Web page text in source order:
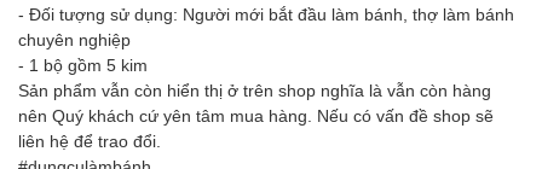
- Đối tượng sử dụng: Người mới bắt đầu làm bánh, thợ làm bánh
chuyên nghiệp
- 1 bộ gồm 5 kim
Sản phẩm vẫn còn hiển thị ở trên shop nghĩa là vẫn còn hàng
nên Quý khách cứ yên tâm mua hàng. Nếu có vấn đề shop sẽ
liên hệ để trao đổi.